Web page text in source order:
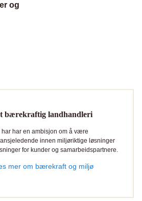
og
bærekraftig landhandleri
har har en ambisjon om å være
innen miljøriktige løsninger
for kunder og samarbeidspartnere.
mer om bærekraft og miljø